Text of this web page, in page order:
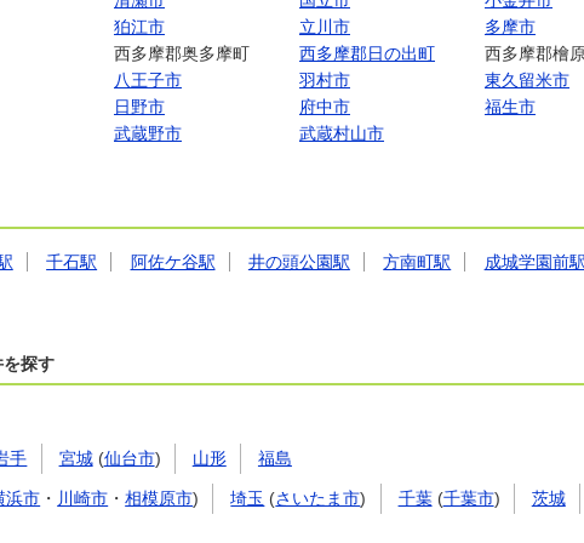
狛江市 立川市
多摩市
西多摩郡奥多摩町 西多摩郡日の出町
西多摩郡檜
八王子市 羽村市
東久留米市
日野市 府中市
福生市
武蔵野市 武蔵村山市
千石駅 阿佐ケ谷駅 井の頭公園駅 方南町駅
成城学園前駅
探す
手 宮城(仙台市) 山形 福島
浜市 ・ 川崎市 ・相模原市) 埼玉 (さいたま市) 千葉(千葉市) 茨城